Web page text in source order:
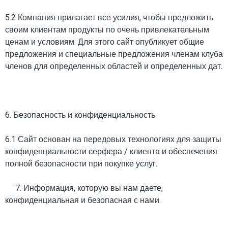
5.2 Компания прилагает все усилия, чтобы предложить
своим клиентам продукты по очень привлекательным
ценам и условиям. Для этого сайт опубликует общие
предложения и специальные предложения членам клуба
членов для определенных областей и определенных дат.
6. Безопасность и конфиденциальность
6.1 Сайт основан на передовых технологиях для защиты
конфиденциальности серфера / клиента и обеспечения
полной безопасности при покупке услуг.
7. Информация, которую вы нам даете,
конфиденциальная и безопасная с нами.